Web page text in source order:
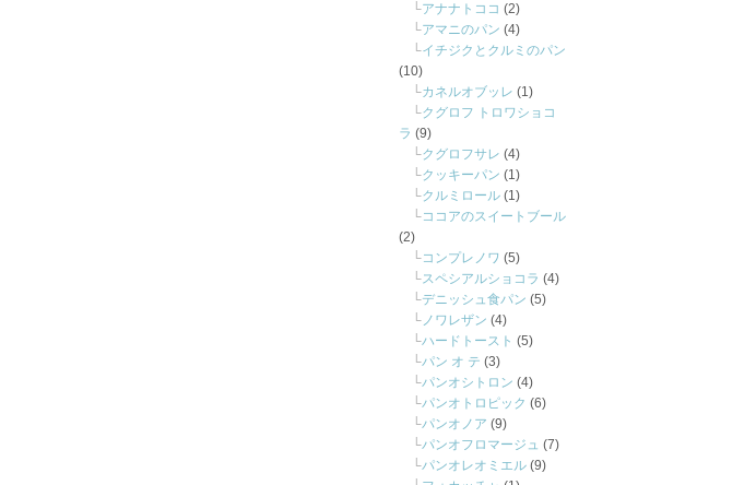
アナナトココ (2)
アマニのパン (4)
イチジクとクルミのパン
(10)
カネルオブッレ (1)
クグロフ トロワショコ
ラ (9)
クグロフサレ (4)
クッキーパン (1)
クルミロール (1)
ココアのスイートブール
(2)
コンプレノワ (5)
スペシアルショコラ (4)
デニッシュ食パン (5)
ノワレザン (4)
ハードトースト (5)
パン オ テ (3)
パンオシトロン (4)
パンオトロピック (6)
パンオノア (9)
パンオフロマージュ (7)
パンオレオミエル (9)